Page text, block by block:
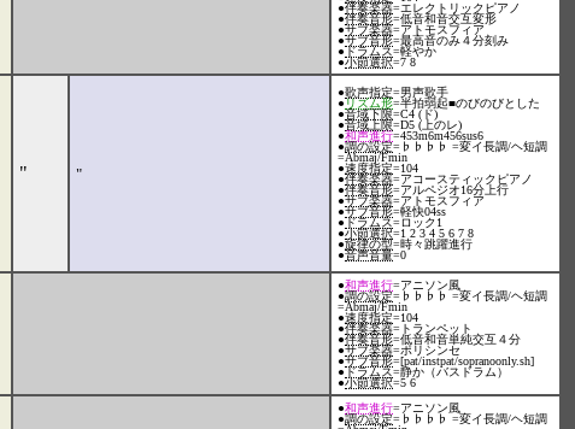
●伴奏楽器=エレクトリックピアノ
●伴奏音形=低音和音交互変形
●サブ楽器=アトモスフィア
●サブ音形=最高音のみ４分刻み
●ドラムス=軽やか
●小節選択=7 8
" "
●歌声指定=男声歌手
●リズム形=半拍弱起■のびのびとした
●音域下限=C4 (ド)
●音域上限=D5 (上のレ)
●和声進行=453m6m456sus6
●調の設定=♭♭♭♭ =変イ長調/ヘ短調
=Abmaj/Fmin
●速度指定=104
●伴奏楽器=アコースティックピアノ
●伴奏音形=アルペジオ16分上行
●サブ楽器=アトモスフィア
●サブ音形=軽快04ss
●ドラムス=ロック1
●小節選択=1 2 3 4 5 6 7 8
●旋律の型=時々跳躍進行
●音声音量=0
●和声進行=アニソン風
●調の設定=♭♭♭♭ =変イ長調/ヘ短調
=Abmaj/Fmin
●速度指定=104
●伴奏楽器=トランペット
●伴奏音形=低音和音単純交互４分
●サブ楽器=ポリシンセ
●サブ音形=[pat/instpat/sopranoonly.sh]
●ドラムス=静か（バスドラム）
●小節選択=5 6
●和声進行=アニソン風
●調の設定=♭♭♭♭ =変イ長調/ヘ短調